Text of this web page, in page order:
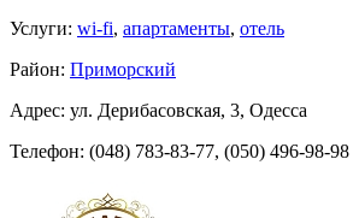
Услуги: wi-fi, апартаменты, отель
Район: Приморский
Адрес: ул. Дерибасовская, 3, Одесса
Телефон: (048) 783-83-77, (050) 496-98-98